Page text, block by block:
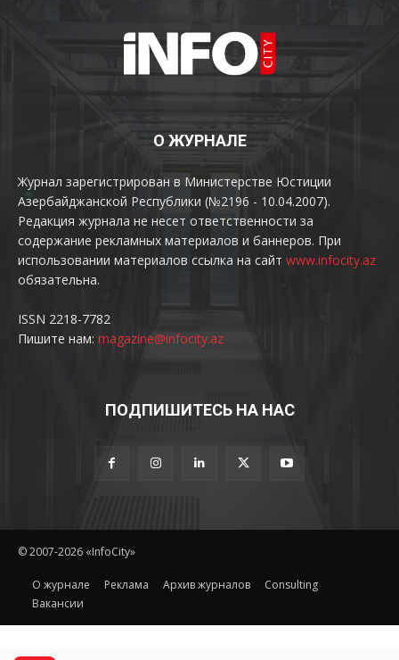
О ЖУРНАЛЕ
Журнал зарегистрирован в Министерстве Юстиции
Азербайджанской Республики (№2196 - 10.04.2007).
Редакция журнала не несет ответственности за
содержание рекламных материалов и баннеров. При
использовании материалов ссылка на сайт www.infocity.az
обязательна.
ISSN 2218-7782
Пишите нам: magazine@infocity.az
ПОДПИШИТЕСЬ НА НАС
© 2007-2026 «InfoCity»
O журнале Реклама Архив журналов
Consulting
Вакансии